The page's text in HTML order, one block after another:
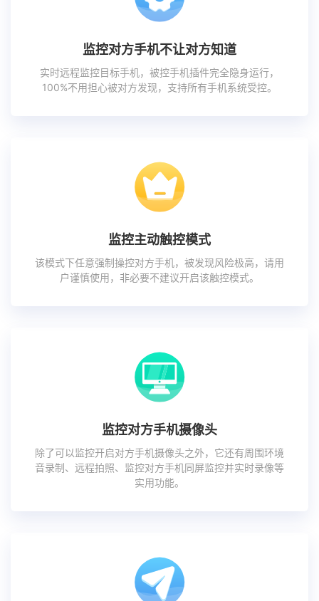
监控对方手机不让对方知道
实时远程监控目标手机，被控手机插件完全隐身运行，
100%不用担心被对方发现，支持所有手机系统受控。
监控主动触控模式
该模式下任意强制操控对方手机，被发现风险极高，请用
户谨慎使用，非必要不建议开启该触控模式。
监控对方手机摄像头
除了可以监控开启对方手机摄像头之外，它还有周围环境
音录制、远程拍照、监控对方手机同屏监控并实时录像等
实用功能。